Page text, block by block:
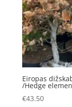
Eiropas
/Hedge
€43.50